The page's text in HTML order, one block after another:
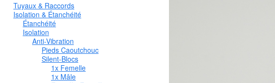
Tuyaux & Raccords
Isolation & Étanchéité
Étanchéité
Isolation
Anti-Vibration
Pieds Caoutchouc
Silent-Blocs
1x Femelle
1x Mâle